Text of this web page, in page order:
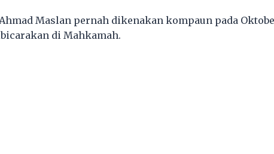
Maslan pernah dikenakan kompaun pada
di Mahkamah.